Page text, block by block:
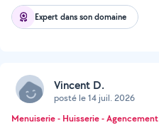
Expert dans son domaine
Vincent D.
posté le 14 juil. 2026
Menuiserie - Huisserie - Agencement